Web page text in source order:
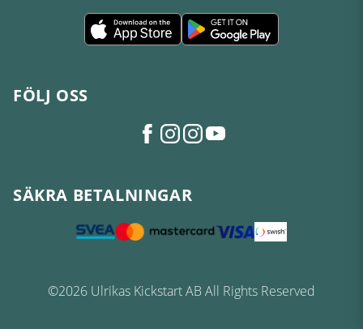
FÖLJ OSS
SÄKRA BETALNINGAR
©2026 Ulrikas Kickstart AB All Rights Reserved